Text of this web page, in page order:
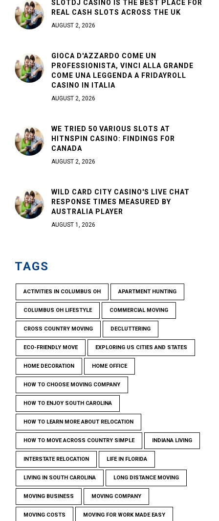
SLOTDJ CASINO IS THE BEST PLACE FOR
REAL CASH SLOTS ACROSS THE UK
AUGUST 2, 2026
GIOCA D'AZZARDO COME UN
PROFESSIONISTA, VINCI ALLA GRANDE
COME UNA LEGGENDA A FRIDAYROLL
CASINO IN ITALIA
AUGUST 2, 2026
WE TRIED 50 VARIOUS SLOTS AT
HITNSPIN CASINO: FINDINGS FOR
CANADA
AUGUST 2, 2026
WILD CARD CITY CASINO'S LIVE CHAT
RESPONSE TIMES MEASURED BY
AUSTRALIA PLAYER
AUGUST 1, 2026
TAGS
ACTIVITIES IN COLUMBUS OH APARTMENT HUNTING
COLUMBUS OH LIFESTYLE COMMERCIAL MOVING
CROSS COUNTRY MOVING DECLUTTERING
ECO-FRIENDLY MOVE EXPLORING US CITIES AND STATES
HOME DECORATION HOME OFFICE
HOW TO CHOOSE MOVING COMPANY
HOW TO ENJOY SOUTH CAROLINA
HOW TO LEARN MORE ABOUT RELOCATION
HOW TO MOVE ACROSS COUNTRY SIMPLE INDIANA LIVING
INTERSTATE RELOCATION LIFE IN FLORIDA
LIVING IN SOUTH CAROLINA LONG DISTANCE MOVING
MOVING BUSINESS MOVING COMPANY
MOVING COSTS MOVING FOR WORK MADE EASY